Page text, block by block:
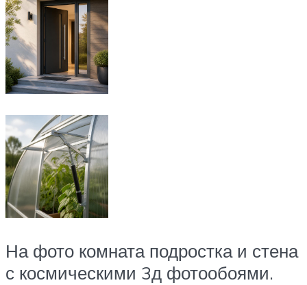
На фото комната подростка и стена
с космическими 3д фотообоями.